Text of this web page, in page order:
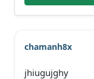
chamanh8x
jhiugujghy